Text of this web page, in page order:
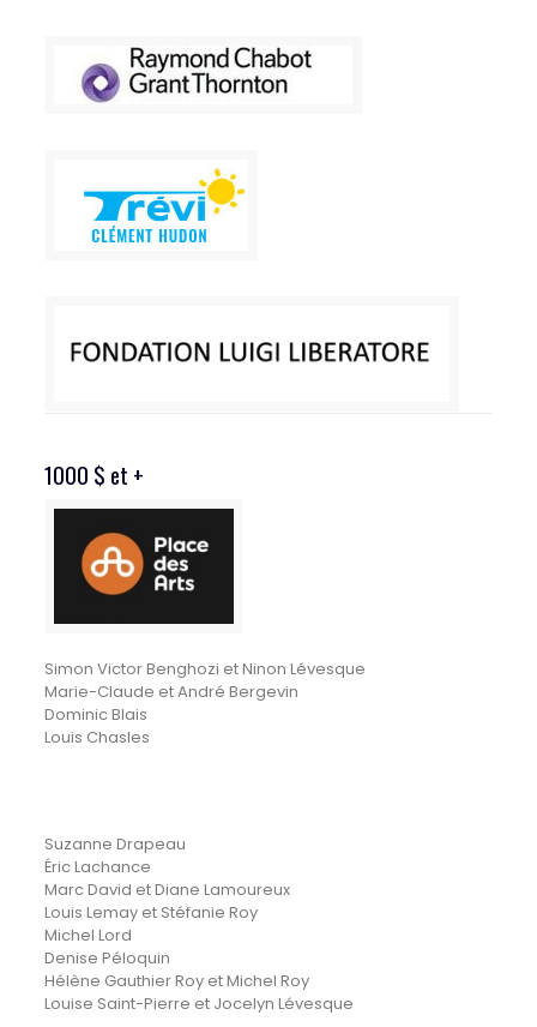
1000 $ et +
Simon Victor Benghozi et Ninon Lévesque
Marie-Claude et André Bergevin
Dominic Blais
Louis Chasles
Suzanne Drapeau
Éric Lachance
Marc David et Diane Lamoureux
Louis Lemay et Stéfanie Roy
Michel Lord
Denise Péloquin
Hélène Gauthier Roy et Michel Roy
Louise Saint-Pierre et Jocelyn Lévesque